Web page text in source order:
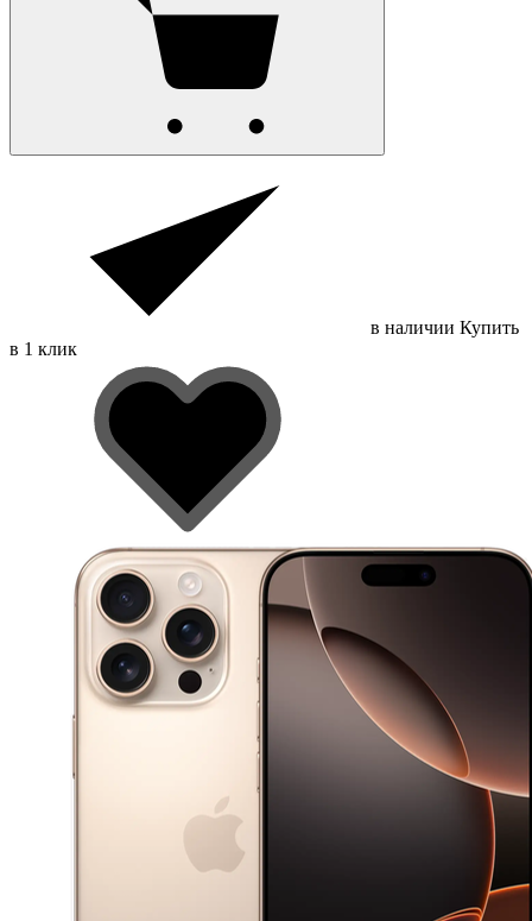
в наличии Купить
в 1 клик